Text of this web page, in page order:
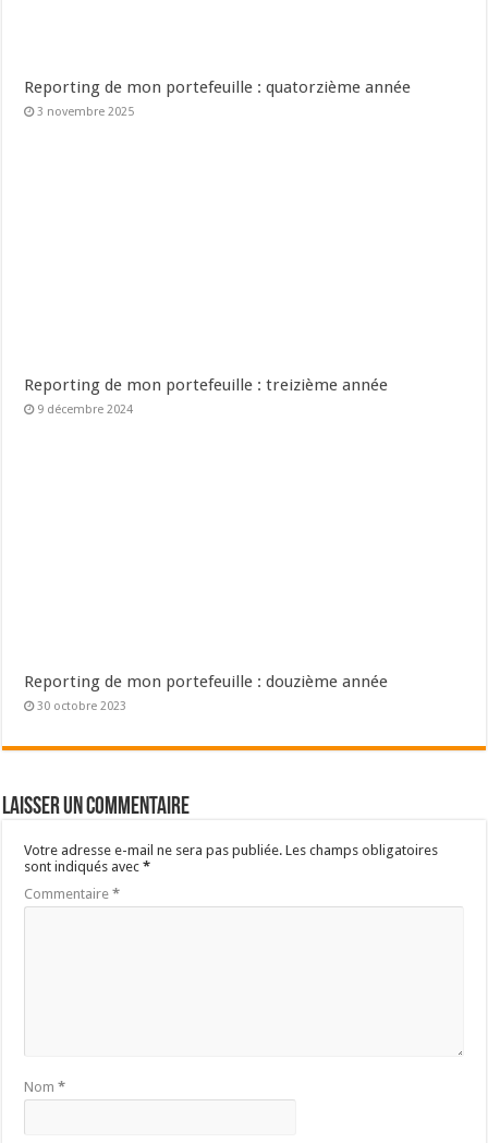
Reporting de mon portefeuille : quatorzième année
3 novembre 2025
Reporting de mon portefeuille : treizième année
9 décembre 2024
Reporting de mon portefeuille : douzième année
30 octobre 2023
Laisser un commentaire
Votre adresse e-mail ne sera pas publiée. Les champs obligatoires
sont indiqués avec*
Commentaire*
Nom*